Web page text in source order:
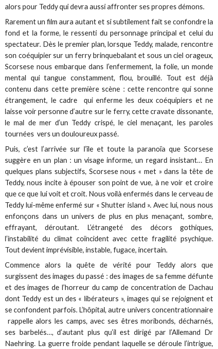
alors pour Teddy qui devra aussi affronter ses propres démons.
Rarement un film aura autant et si subtilement fait se confondre la
fond et la forme, le ressenti du personnage principal et celui du
spectateur. Dès le premier plan, lorsque Teddy, malade, rencontre
son coéquipier sur un ferry brinquebalant et sous un ciel orageux,
Scorsese nous embarque dans l’enfermement, la folie, un monde
mental qui tangue constamment, flou, brouillé. Tout est déjà
contenu dans cette première scène : cette rencontre qui sonne
étrangement, le cadre qui enferme les deux coéquipiers et ne
laisse voir personne d’autre sur le ferry, cette cravate dissonante,
le mal de mer d’un Teddy crispé, le ciel menaçant, les paroles
tournées vers un douloureux passé.
Puis, c’est l’arrivée sur l’île et toute la paranoïa que Scorsese
suggère en un plan : un visage informe, un regard insistant… En
quelques plans subjectifs, Scorsese nous « met » dans la tête de
Teddy, nous incite à épouser son point de vue, à ne voir et croire
que ce que lui voit et croit. Nous voilà enfermés dans le cerveau de
Teddy lui-même enfermé sur « Shutter island ». Avec lui, nous nous
enfonçons dans un univers de plus en plus menaçant, sombre,
effrayant, déroutant. L’étrangeté des décors gothiques,
l’instabilité du climat coïncident avec cette fragilité psychique.
Tout devient imprévisible, instable, fugace, incertain.
Commence alors la quête de vérité pour Teddy alors que
surgissent des images du passé : des images de sa femme défunte
et des images de l’horreur du camp de concentration de Dachau
dont Teddy est un des « libérateurs », images qui se rejoignent et
se confondent parfois. L’hôpital, autre univers concentrationnaire
rappelle alors les camps, avec ses êtres moribonds, décharnés,
ses barbelés…, d’autant plus qu’il est dirigé par l’Allemand Dr
Naehring. La guerre froide pendant laquelle se déroule l’intrigue,